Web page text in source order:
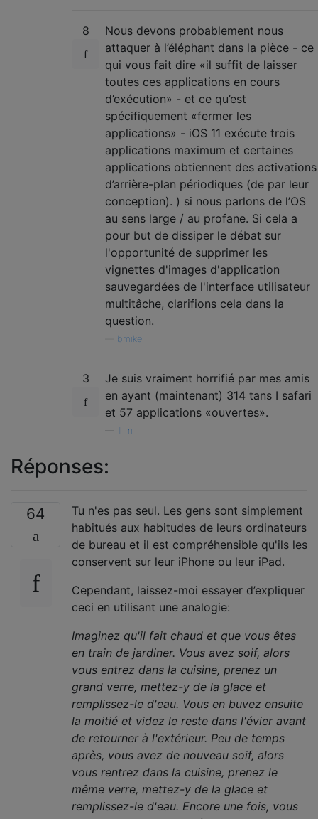
8
Nous devons probablement nous
attaquer à l’éléphant dans la pièce - ce
qui vous fait dire «il suffit de laisser
toutes ces applications en cours
d’exécution» - et ce qu’est
spécifiquement «fermer les
applications» - iOS 11 exécute trois
applications maximum et certaines
applications obtiennent des activations
d’arrière-plan périodiques (de par leur
conception). ) si nous parlons de l’OS
au sens large / au profane. Si cela a
pour but de dissiper le débat sur
l'opportunité de supprimer les
vignettes d'images d'application
sauvegardées de l'interface utilisateur
multitâche, clarifions cela dans la
question.
bmike
3
Je suis vraiment horrifié par mes amis
en ayant (maintenant) 314 tans I safari
et 57 applications «ouvertes».
Tim
Réponses:
64
Tu n'es pas seul. Les gens sont simplement
habitués aux habitudes de leurs ordinateurs
de bureau et il est compréhensible qu'ils les
conservent sur leur iPhone ou leur iPad.
Cependant, laissez-moi essayer d’expliquer
ceci en utilisant une analogie:
Imaginez qu'il fait chaud et que vous êtes
en train de jardiner. Vous avez soif, alors
vous entrez dans la cuisine, prenez un
grand verre, mettez-y de la glace et
remplissez-le d'eau. Vous en buvez ensuite
la moitié et videz le reste dans l'évier avant
de retourner à l'extérieur. Peu de temps
après, vous avez de nouveau soif, alors
vous rentrez dans la cuisine, prenez le
même verre, mettez-y de la glace et
remplissez-le d'eau. Encore une fois, vous